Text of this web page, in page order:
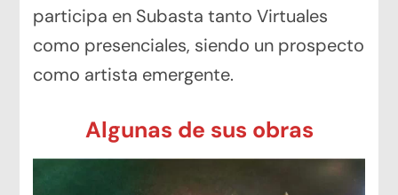
participa en Subasta tanto Virtuales
como presenciales, siendo un prospecto
como artista emergente.
Algunas de sus obras